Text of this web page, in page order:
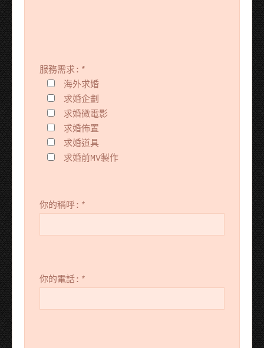
服務需求: *
海外求婚
求婚企劃
求婚微電影
求婚佈置
求婚道具
求婚前MV製作
你的稱呼: *
你的電話: *